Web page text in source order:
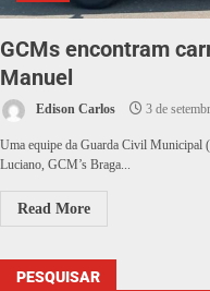
GCMs encontram
Manuel
Edison Carlos 3 de
Uma equipe da Guarda Civil Municipal
Luciano, GCM’s Braga...
Read More
PESQUISAR